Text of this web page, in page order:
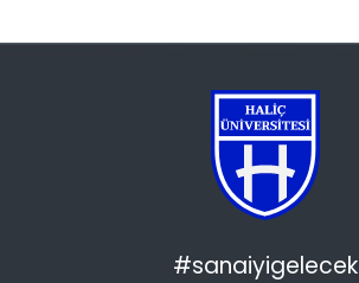
#sanaiyigelecek